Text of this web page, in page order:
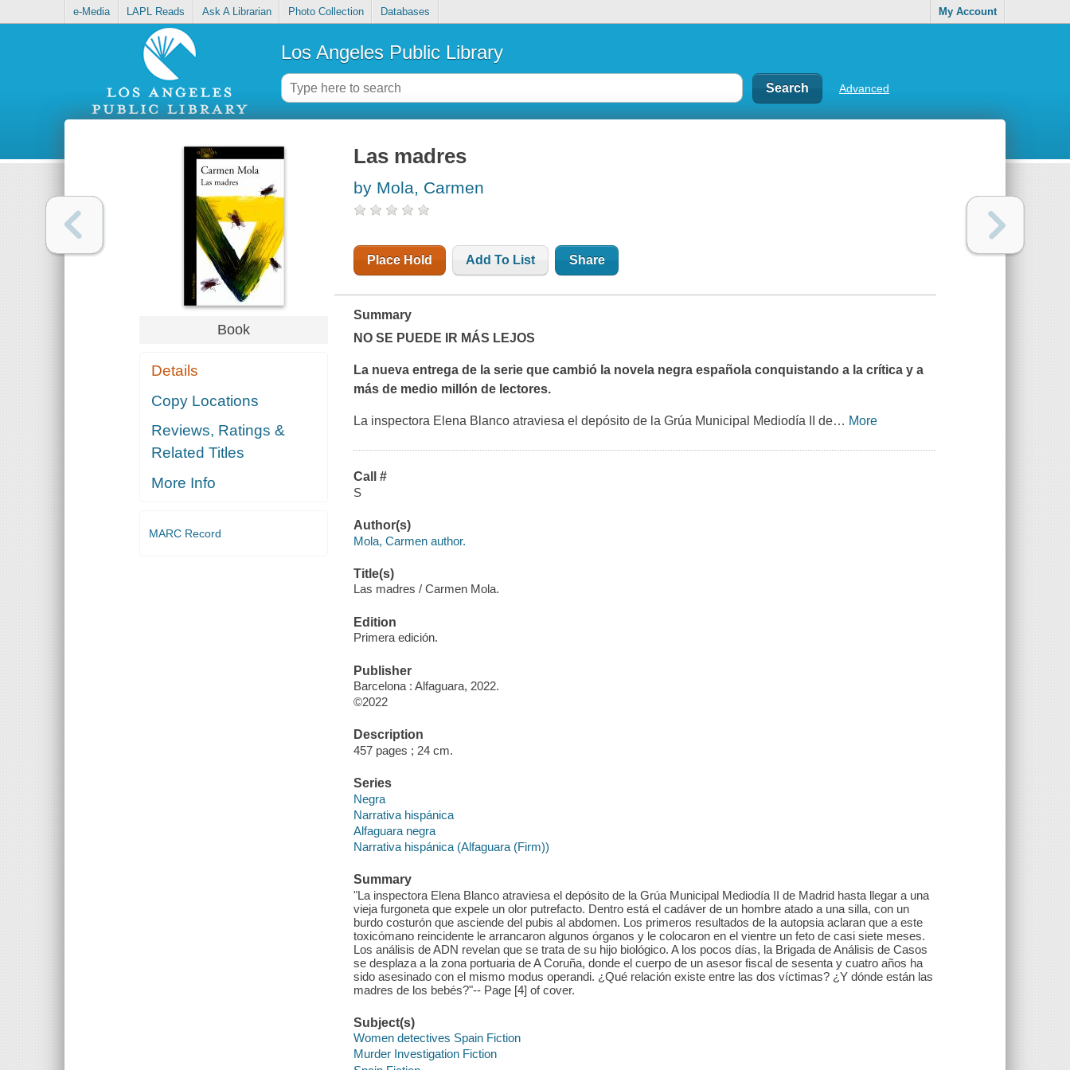
e-Media LAPL Reads Ask A Librarian Photo Collection Databases My Account
Los Angeles Public Library
Advanced
Book
Details
Copy Locations
Reviews, Ratings &
Related Titles
More Info
MARC Record
Las madres
by Mola, Carmen
Place Hold Add To List Share
Summary
NO SE PUEDE IR MÁS LEJOS
La nueva entrega de la serie que cambió la novela negra española conquistando a la crítica y a
más de medio millón de lectores.
La inspectora Elena Blanco atraviesa el depósito de la Grúa Municipal Mediodía II de… More
Call #
S
Author(s)
Mola, Carmen author.
Title(s)
Las madres / Carmen Mola.
Edition
Primera edición.
Publisher
Barcelona : Alfaguara, 2022.
©2022
Description
457 pages ; 24 cm.
Series
Negra
Narrativa hispánica
Alfaguara negra
Narrativa hispánica (Alfaguara (Firm))
Summary
"La inspectora Elena Blanco atraviesa el depósito de la Grúa Municipal Mediodía II de Madrid hasta llegar a una
vieja furgoneta que expele un olor putrefacto. Dentro está el cadáver de un hombre atado a una silla, con un
burdo costurón que asciende del pubis al abdomen. Los primeros resultados de la autopsia aclaran que a este
toxicómano reincidente le arrancaron algunos órganos y le colocaron en el vientre un feto de casi siete meses.
Los análisis de ADN revelan que se trata de su hijo biológico. A los pocos días, la Brigada de Análisis de Casos
se desplaza a la zona portuaria de A Coruña, donde el cuerpo de un asesor fiscal de sesenta y cuatro años ha
sido asesinado con el mismo modus operandi. ¿Qué relación existe entre las dos víctimas? ¿Y dónde están las
madres de los bebés?"-- Page [4] of cover.
Subject(s)
Women detectives Spain Fiction
Murder Investigation Fiction